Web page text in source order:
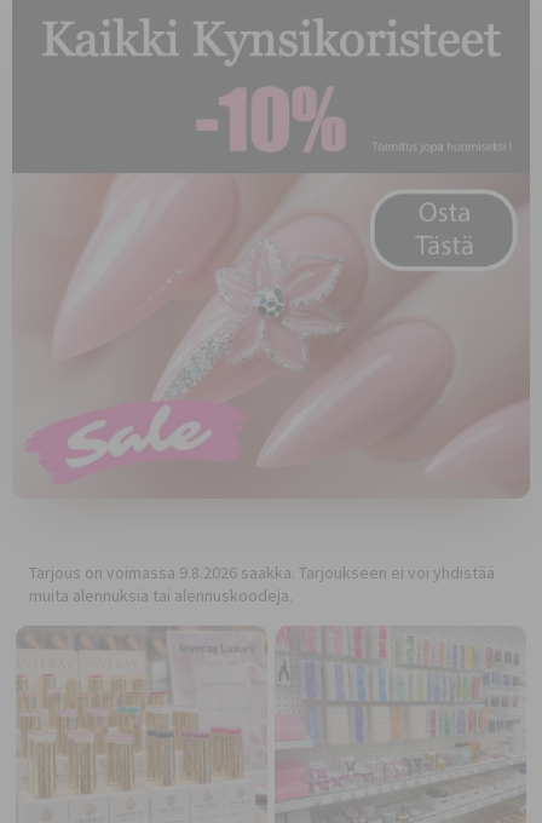
Tarjous on voimassa 9.8.2026 saakka. Tarjoukseen ei voi yhdistää
muita alennuksia tai alennuskoodeja.